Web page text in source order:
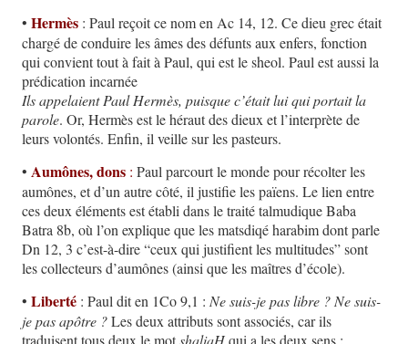
• Hermès : Paul reçoit ce nom en Ac 14, 12. Ce dieu grec était
chargé de conduire les âmes des défunts aux enfers, fonction
qui convient tout à fait à Paul, qui est le sheol. Paul est aussi la
prédication incarnée
Ils appelaient Paul Hermès, puisque c’était lui qui portait la
parole. Or, Hermès est le héraut des dieux et l’interprète de
leurs volontés. Enfin, il veille sur les pasteurs.
• Aumônes, dons : Paul parcourt le monde pour récolter les
aumônes, et d’un autre côté, il justifie les païens. Le lien entre
ces deux éléments est établi dans le traité talmudique Baba
Batra 8b, où l’on explique que les matsdiqé harabim dont parle
Dn 12, 3 c’est-à-dire “ceux qui justifient les multitudes” sont
les collecteurs d’aumônes (ainsi que les maîtres d’école).
• Liberté : Paul dit en 1Co 9,1 : Ne suis-je pas libre ? Ne suis-
je pas apôtre ?Les deux attributs sont associés, car ils
traduisent tous deux le motshaliaHqui a les deux sens :